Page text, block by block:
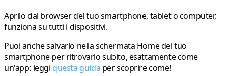
Aprilo dal browser del tuo smartphone, tablet o computer,
funziona su tutti i dispositivi.
Puoi anche salvarlo nella schermata Home del tuo
smartphone per ritrovarlo subito, esattamente come
un'app: leggi questa guida per scoprire come!